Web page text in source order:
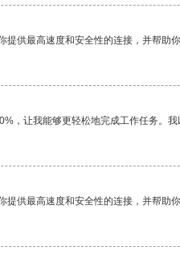
提供最高速度和安全性的连接，并帮助你
，让我能够更轻松地完成工作任务。
提供最高速度和安全性的连接，并帮助你